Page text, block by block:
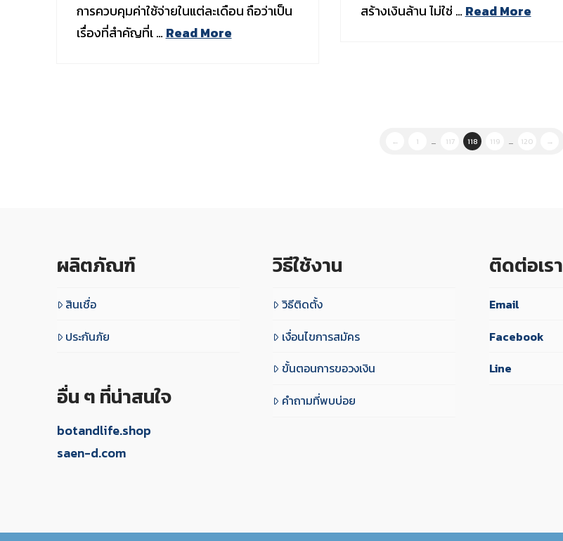
สร้างเงินล้าน ไม่ใช่ …Read More
การควบคุมค่าใช้จ่ายในแต่ละเดือน ถือว่าเป็น
เรื่องที่สำคัญที่เ …Read More
← 1 ... 117 118 119 ... 120 →
ผลิตภัณฑ์
สินเชื่อ
ประกันภัย
อื่น ๆ ที่น่าสนใจ
botandlife.shop
saen-d.com
วิธีใช้งาน
วิธีติดตั้ง
เงื่อนไขการสมัคร
ขั้นตอนการขอวงเงิน
คำถามที่พบบ่อย
ติดต่อเรา
Email
Facebook
Line